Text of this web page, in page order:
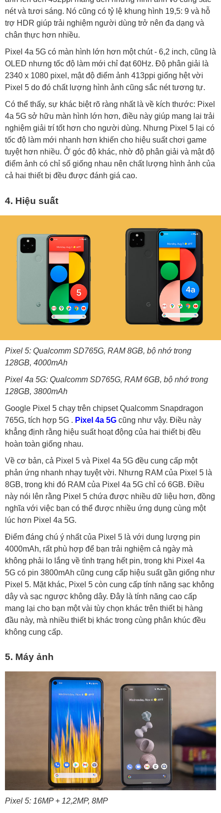
nét và tươi sáng. Nó cũng có tỷ lệ khung hình 19,5: 9 và hỗ
trợ HDR giúp trải nghiệm người dùng trở nên đa dạng và
chân thực hơn nhiều.
Pixel 4a 5G có màn hình lớn hơn một chút - 6,2 inch, cũng là
OLED nhưng tốc độ làm mới chỉ đạt 60Hz. Độ phân giải là
2340 x 1080 pixel, mật độ điểm ảnh 413ppi giống hệt vời
Pixel 5 do đó chất lượng hình ảnh cũng sắc nét tương tự.
Có thể thấy, sự khác biệt rõ ràng nhất là về kích thước: Pixel
4a 5G sở hữu màn hình lớn hơn, điều này giúp mang lại trải
nghiệm giải trí tốt hơn cho người dùng. Nhưng Pixel 5 lại có
tốc độ làm mới nhanh hơn khiến cho hiệu suất chơi game
tuyệt hơn nhiều. Ở góc độ khác, nhờ độ phân giải và mật độ
điểm ảnh có chỉ số giống nhau nên chất lượng hình ảnh của
cả hai thiết bị đều được đánh giá cao.
4. Hiệu suất
Pixel 5: Qualcomm SD765G, RAM 8GB, bộ nhớ trong
128GB, 4000mAh
Pixel 4a 5G: Qualcomm SD765G, RAM 6GB, bộ nhớ trong
128GB, 3800mAh
Google Pixel 5 chạy trên chipset Qualcomm Snapdragon
765G, tích hợp 5G . Pixel 4a 5G cũng như vậy. Điều này
khẳng định rằng hiệu suất hoạt động của hai thiết bị đều
hoàn toàn giống nhau.
Về cơ bản, cả Pixel 5 và Pixel 4a 5G đều cung cấp một
phản ứng nhanh nhạy tuyệt vời. Nhưng RAM của Pixel 5 là
8GB, trong khi đó RAM của Pixel 4a 5G chỉ có 6GB. Điều
này nói lên rằng Pixel 5 chứa được nhiều dữ liệu hơn, đồng
nghĩa với việc bạn có thể được nhiều ứng dụng cùng một
lúc hơn Pixel 4a 5G.
Điểm đáng chú ý nhất của Pixel 5 là với dung lượng pin
4000mAh, rất phù hợp để bạn trải nghiệm cả ngày mà
không phải lo lắng về tình trạng hết pin, trong khi Pixel 4a
5G có pin 3800mAh cũng cung cấp hiệu suất gần giống như
Pixel 5. Mặt khác, Pixel 5 còn cung cấp tính năng sạc không
dây và sạc ngược không dây. Đây là tính năng cao cấp
mang lại cho bạn một vài tùy chọn khác trên thiết bị hàng
đầu này, mà nhiều thiết bị khác trong cùng phân khúc đều
không cung cấp.
5. Máy ảnh
Pixel 5: 16MP + 12,2MP, 8MP